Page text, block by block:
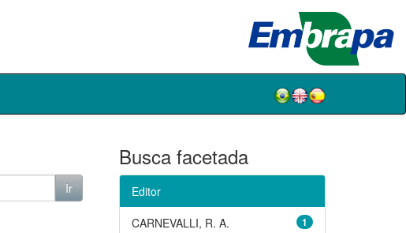
Busca facetada
Editor
1
CARNEVALLI, R. A.